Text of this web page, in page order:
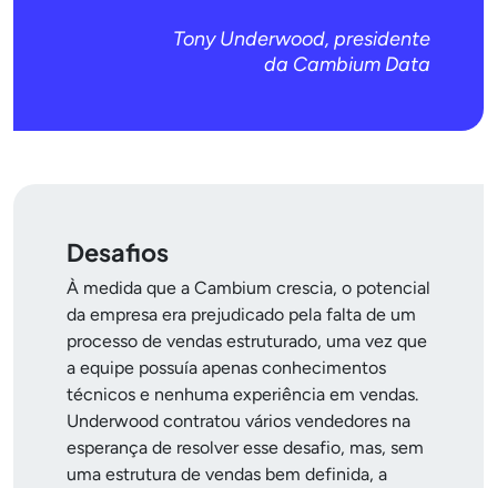
Tony Underwood, presidente
da Cambium Data
Desafios
À medida que a Cambium crescia, o potencial
da empresa era prejudicado pela falta de um
processo de vendas estruturado, uma vez que
a equipe possuía apenas conhecimentos
técnicos e nenhuma experiência em vendas.
Underwood contratou vários vendedores na
esperança de resolver esse desafio, mas, sem
uma estrutura de vendas bem definida, a